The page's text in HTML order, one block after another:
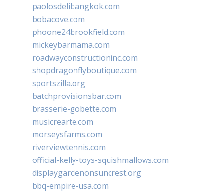
paolosdelibangkok.com
bobacove.com
phoone24brookfield.com
mickeybarmama.com
roadwayconstructioninc.com
shopdragonflyboutique.com
sportszilla.org
batchprovisionsbar.com
brasserie-gobette.com
musicrearte.com
morseysfarms.com
riverviewtennis.com
official-kelly-toys-squishmallows.com
displaygardenonsuncrest.org
bbq-empire-usa.com